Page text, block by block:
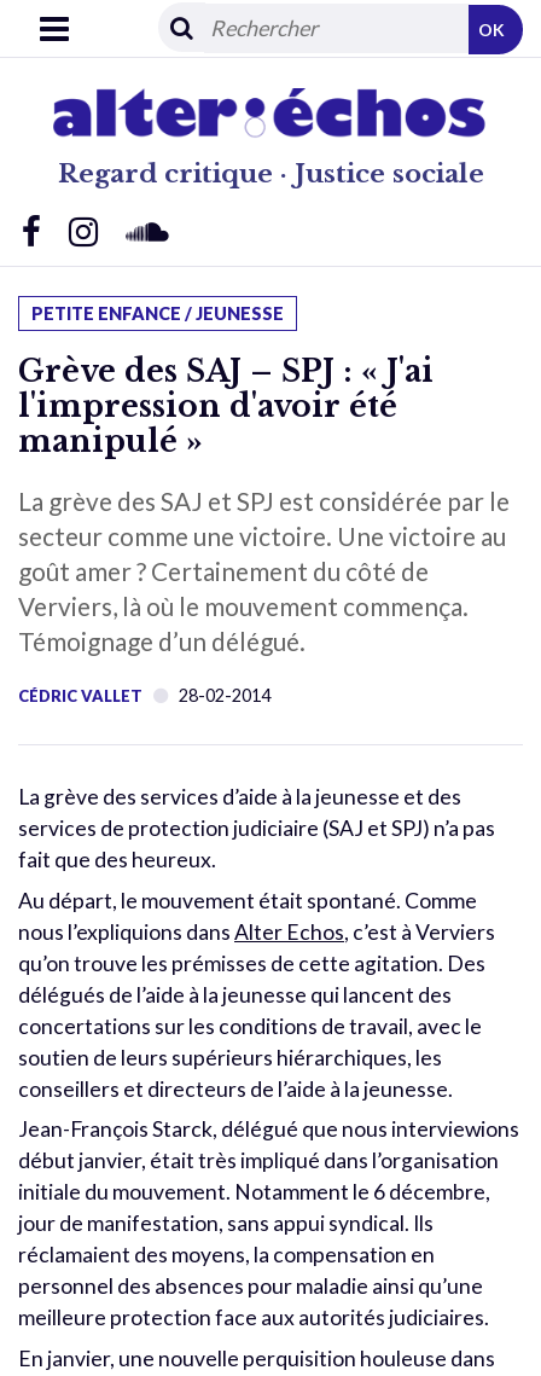
Regard critique · Justice sociale
OK
PETITE ENFANCE / JEUNESSE
Grève des SAJ – SPJ : « J'ai
l'impression d'avoir été
manipulé »
La grève des SAJ et SPJ est considérée par le
secteur comme une victoire. Une victoire au
goût amer ? Certainement du côté de
Verviers, là où le mouvement commença.
Témoignage d’un délégué.
CÉDRIC VALLET 28-02-2014
La grève des services d’aide à la jeunesse et des
services de protection judiciaire (SAJ et SPJ) n’a pas
fait que des heureux.
Au départ, le mouvement était spontané. Comme
nous l’expliquions dansAlter Echos, c’est à Verviers
qu’on trouve les prémisses de cette agitation. Des
délégués de l’aide à la jeunesse qui lancent des
concertations sur les conditions de travail, avec le
soutien de leurs supérieurs hiérarchiques, les
conseillers et directeurs de l’aide à la jeunesse.
Jean-François Starck, délégué que nous interviewions
début janvier, était très impliqué dans l’organisation
initiale du mouvement. Notamment le 6 décembre,
jour de manifestation, sans appui syndical. Ils
réclamaient des moyens, la compensation en
personnel des absences pour maladie ainsi qu’une
meilleure protection face aux autorités judiciaires.
En janvier, une nouvelle perquisition houleuse dans